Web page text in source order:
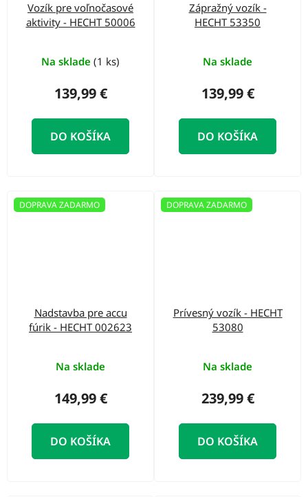
Vozík pre voľnočasové
aktivity - HECHT 50006
Na sklade (1 ks)
139,99 €
DO KOŠÍKA
Zápražný vozík -
HECHT 53350
Na sklade
139,99 €
DO KOŠÍKA
DOPRAVA ZADARMO
Nadstavba pre accu
fúrik - HECHT 002623
Na sklade
149,99 €
DO KOŠÍKA
DOPRAVA ZADARMO
Prívesný vozík - HECHT
53080
Na sklade
239,99 €
DO KOŠÍKA